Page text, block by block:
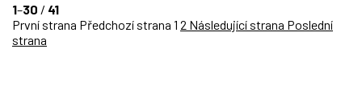
1–30 / 41
První strana Předchozí strana 1 2 Následující strana Poslední
strana